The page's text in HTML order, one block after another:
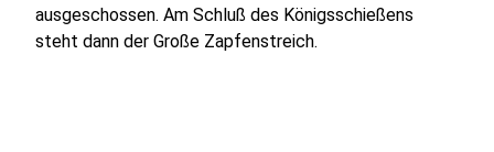
ausgeschossen. Am Schluß des Königsschießens
steht dann der Große Zapfenstreich.